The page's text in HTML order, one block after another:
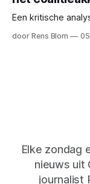
Een kritische
door Rens Blom
Elke zondag
nieuws uit
journalist